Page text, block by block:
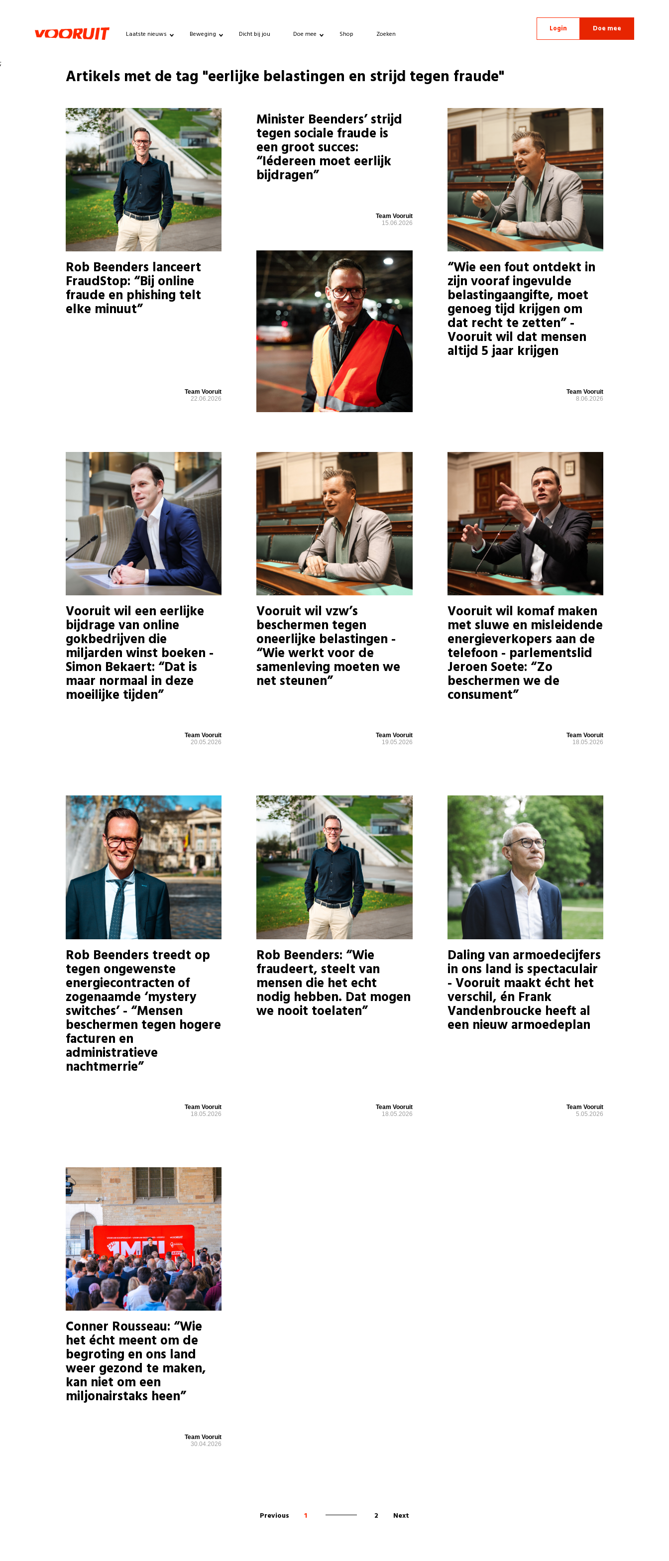
Laatste nieuws Beweging Dicht bij jou Doe mee Shop Zoeken
Login Doe mee
;
Artikels met de tag "eerlijke belastingen en strijd tegen fraude"
Rob Beenders lanceert
FraudStop: “Bij online
fraude en phishing telt
elke minuut”
Team Vooruit
22.06.2026
Minister Beenders’ strijd
tegen sociale fraude is
een groot succes:
“Iédereen moet eerlijk
bijdragen”
Team Vooruit
15.06.2026
“Wie een fout ontdekt in
zijn vooraf ingevulde
belastingaangifte, moet
genoeg tijd krijgen om
dat recht te zetten” -
Vooruit wil dat mensen
altijd 5 jaar krijgen
Team Vooruit
8.06.2026
Vooruit wil een eerlijke
bijdrage van online
gokbedrijven die
miljarden winst boeken -
Simon Bekaert: “Dat is
maar normaal in deze
moeilijke tijden”
Team Vooruit
20.05.2026
Vooruit wil vzw’s
beschermen tegen
oneerlijke belastingen -
“Wie werkt voor de
samenleving moeten we
net steunen”
Team Vooruit
19.05.2026
Vooruit wil komaf maken
met sluwe en misleidende
energieverkopers aan de
telefoon - parlementslid
Jeroen Soete: “Zo
beschermen we de
consument”
Team Vooruit
18.05.2026
Rob Beenders treedt op
tegen ongewenste
energiecontracten of
zogenaamde ‘mystery
switches’ - “Mensen
beschermen tegen hogere
facturen en
administratieve
nachtmerrie”
Team Vooruit
18.05.2026
Rob Beenders: “Wie
fraudeert, steelt van
mensen die het echt
nodig hebben. Dat mogen
we nooit toelaten”
Team Vooruit
18.05.2026
Daling van armoedecijfers
in ons land is spectaculair
- Vooruit maakt écht het
verschil, én Frank
Vandenbroucke heeft al
een nieuw armoedeplan
Team Vooruit
5.05.2026
Conner Rousseau: “Wie
het écht meent om de
begroting en ons land
weer gezond te maken,
kan niet om een
miljonairstaks heen”
Team Vooruit
30.04.2026
Previous 1 2 Next